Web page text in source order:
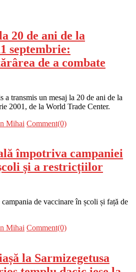
20 de ani de la
septembrie:
de a combate
a transmis un mesaj la 20 de ani de la
2001, de la World Trade Center.
Mihai Comment(0)
împotriva campaniei
și a restricțiilor
de vaccinare în școli și față de
Mihai Comment(0)
la Sarmizegetusa